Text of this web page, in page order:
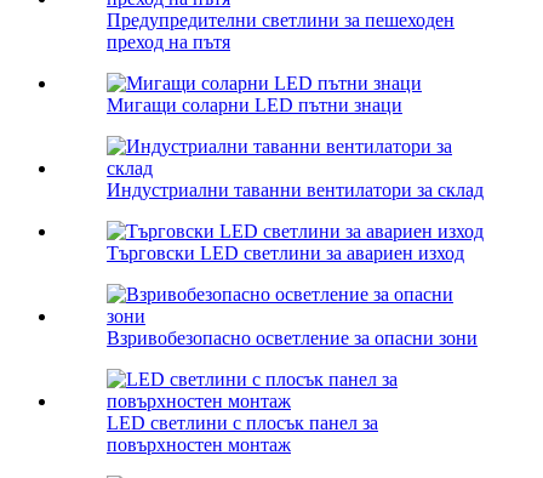
Предупредителни светлини за пешеходен
преход на пътя
Мигащи соларни LED пътни знаци
Индустриални таванни вентилатори за склад
Търговски LED светлини за авариен изход
Взривобезопасно осветление за опасни зони
LED светлини с плосък панел за
повърхностен монтаж